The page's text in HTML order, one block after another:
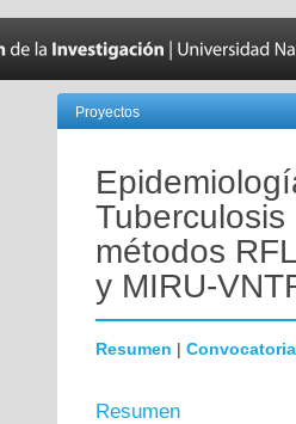
Proyectos
métodos
y MIRU-
Resumen | Convocatoria
Resumen